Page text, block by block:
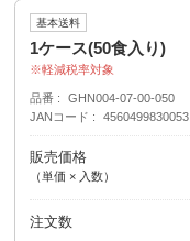
基本送料
1ケース(50食入り)
軽減税率対象
品番
GHN004-07-00-050
JANコード
4560499830053
販売価格
（単価 × 入数）
注文数